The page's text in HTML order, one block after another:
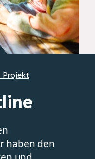
Projekt
haben den